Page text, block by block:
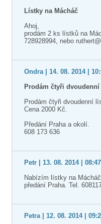
Lístky na Mácháč
Ahoj,
prodám 2 ks lístků na
728928994, nebo
Ondra | 14. 08. 2014 |
Prodám čtyři
Prodám čtyři dvoudenní
Cena 2000 Kč.
Předání Praha a okolí.
608 173 636
Petr | 13. 08. 2014 |
Nabízím lístky na
předání Praha. Tel.
Petra | 12. 08. 2014 |